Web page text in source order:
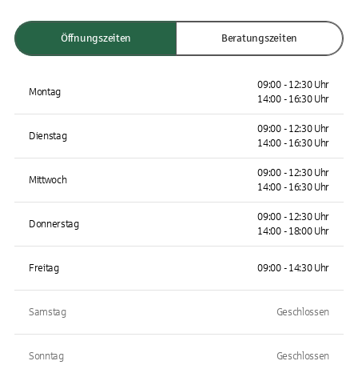
Öffnungszeiten Beratungszeiten
Montag
09:00 - 12:30 Uhr
14:00 - 16:30 Uhr
Dienstag
09:00 - 12:30 Uhr
14:00 - 16:30 Uhr
Mittwoch
09:00 - 12:30 Uhr
14:00 - 16:30 Uhr
Donnerstag
09:00 - 12:30 Uhr
14:00 - 18:00 Uhr
Freitag 09:00 - 14:30 Uhr
Samstag Geschlossen
Sonntag Geschlossen